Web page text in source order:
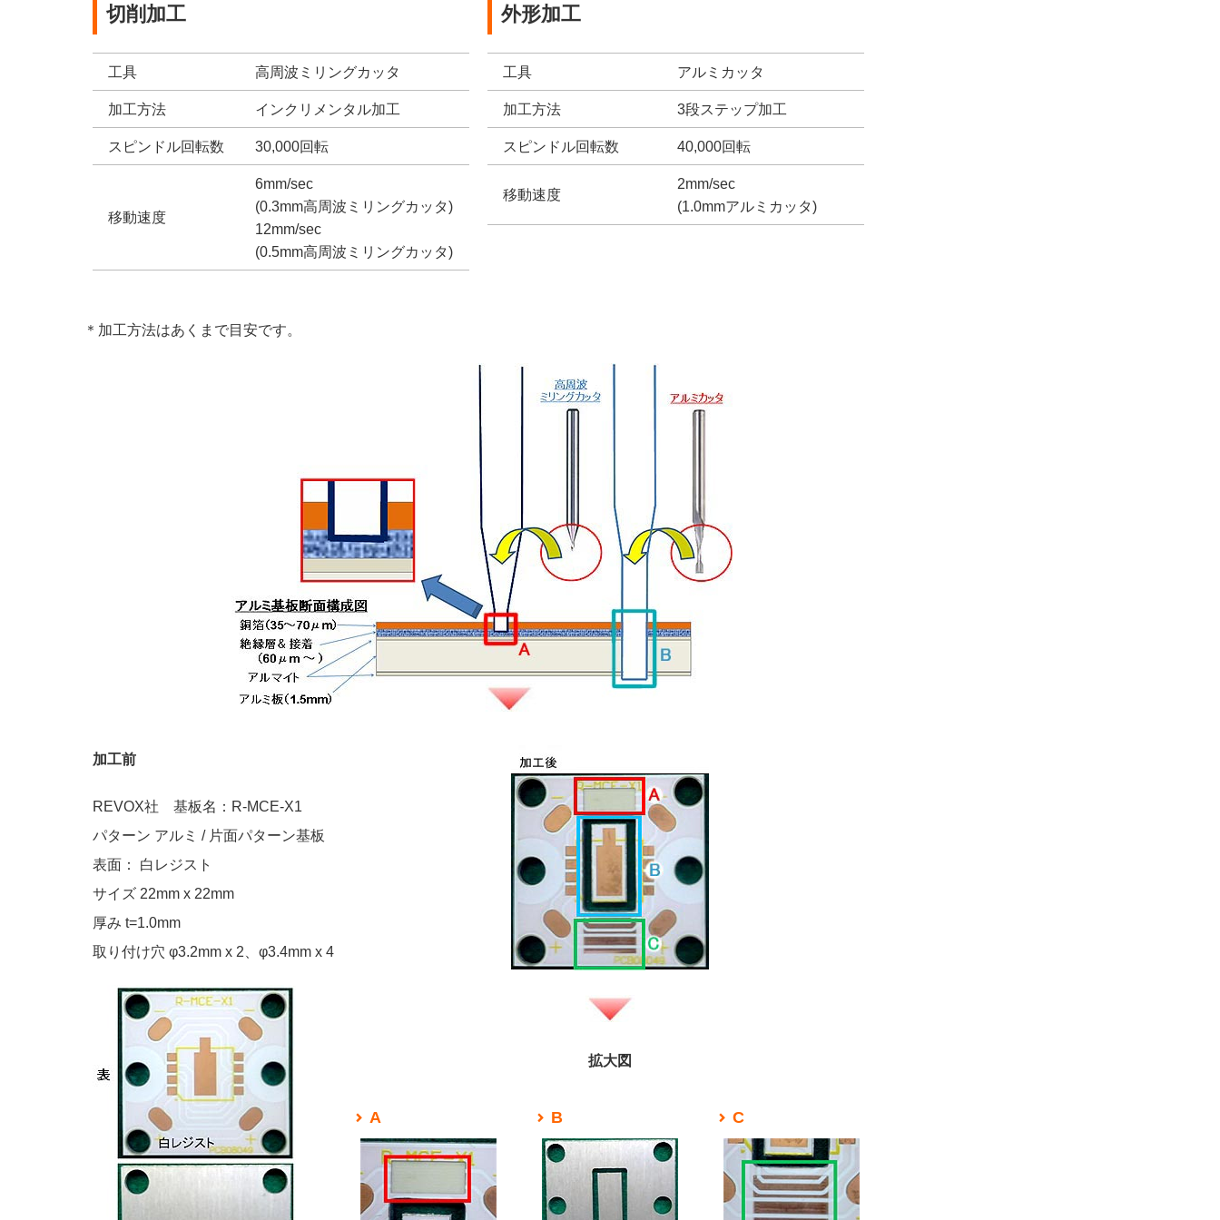
切削加工
工具 高周波ミリングカッタ
加工方法 インクリメンタル加工
スピンドル回転数 30,000回転
移動速度
6mm/sec
(0.3mm高周波ミリングカッタ)
12mm/sec
(0.5mm高周波ミリングカッタ)
外形加工
工具 アルミカッタ
加工方法 3段ステップ加工
スピンドル回転数 40,000回転
移動速度
2mm/sec
(1.0mmアルミカッタ)
＊加工方法はあくまで目安です。
加工前
REVOX社 基板名：R-MCE-X1
パターン アルミ / 片面パターン基板
表面： 白レジスト
サイズ 22mm x 22mm
厚み t=1.0mm
取り付け穴 φ3.2mm x 2、φ3.4mm x 4
拡大図
A B C